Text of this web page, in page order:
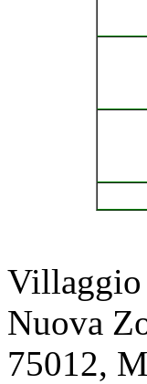
Nuova
75012,